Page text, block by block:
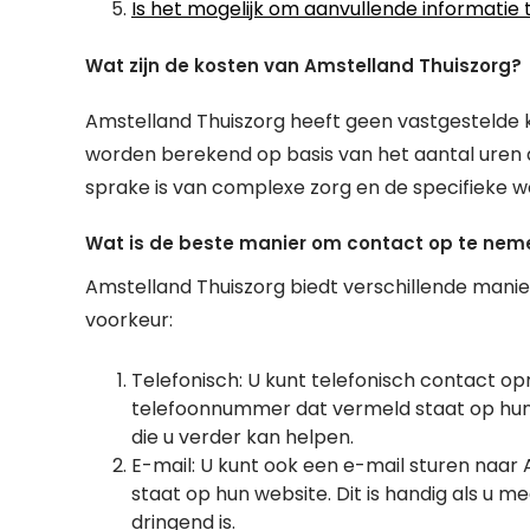
Is het mogelijk om aanvullende
Wat zijn de kosten van Amstelland Thuiszorg?
Amstelland Thuiszorg heeft geen vastgestelde
worden berekend op basis van het aantal
sprake is van complexe zorg en de specifieke
Wat is de beste manier om contact op te
Amstelland Thuiszorg biedt verschillende
voorkeur:
Telefonisch: U kunt telefonisch contact
telefoonnummer dat vermeld staat op
die u verder kan helpen.
E-mail: U kunt ook een e-mail sturen
staat op hun website. Dit is handig als u
dringend is.